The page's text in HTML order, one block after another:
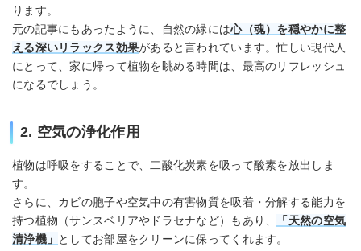
ります。
元の記事にもあったように、自然の緑には心（魂）を穏やかに整
える深いリラックス効果があると言われています。忙しい現代人
にとって、家に帰って植物を眺める時間は、最高のリフレッシュ
になるでしょう。
2. 空気の浄化作用
植物は呼吸をすることで、二酸化炭素を吸って酸素を放出しま
す。
さらに、カビの胞子や空気中の有害物質を吸着・分解する能力を
持つ植物（サンスベリアやドラセナなど）もあり、
「天然の空気
清浄機」 としてお部屋をクリーンに保ってくれます。